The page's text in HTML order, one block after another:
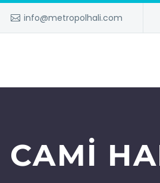
info@metropolhali.com
CAMI